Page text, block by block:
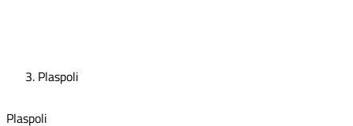
Plaspoli
Plaspoli